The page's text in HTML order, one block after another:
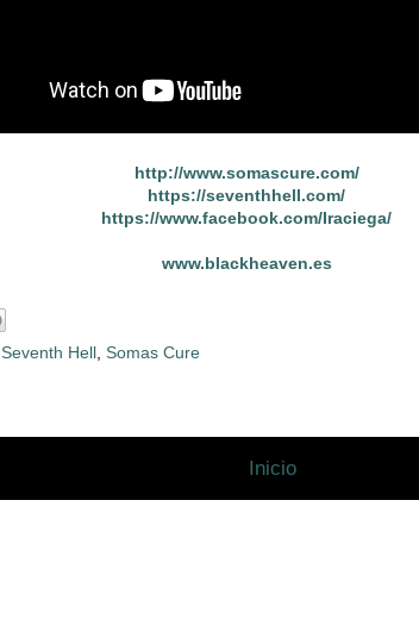
http://www.somascure.com/
https://seventhhell.com/
https://www.facebook.com/Iraciega/
www.blackheaven.es
Seventh Hell, Somas Cure
Inicio